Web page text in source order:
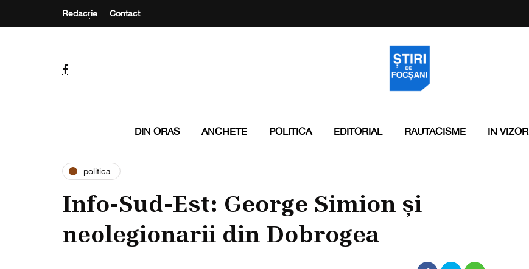
Redacție Contact
DIN ORAS ANCHETE POLITICA EDITORIAL RAUTACISME IN VIZOR
politica
Info-Sud-Est: George Simion și
neolegionarii din Dobrogea